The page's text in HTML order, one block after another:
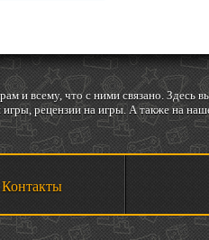
и всему, что с ними связано.
рецензии на игры. А также на
Контакты